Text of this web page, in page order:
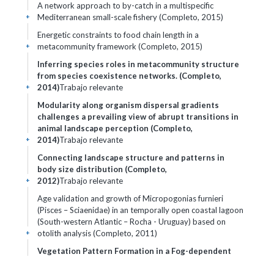
A network approach to by-catch in a multispecific
Mediterranean small-scale fishery (Completo, 2015)
+
Energetic constraints to food chain length in a
metacommunity framework (Completo, 2015)
+
Inferring species roles in metacommunity structure
from species coexistence networks. (Completo,
2014)Trabajo relevante
+
Modularity along organism dispersal gradients
challenges a prevailing view of abrupt transitions in
animal landscape perception (Completo,
2014)Trabajo relevante
+
Connecting landscape structure and patterns in
body size distribution (Completo,
2012)Trabajo relevante
+
Age validation and growth of Micropogonias furnieri
(Pisces – Sciaenidae) in an temporally open coastal lagoon
(South-western Atlantic – Rocha - Uruguay) based on
otolith analysis (Completo, 2011)
+
Vegetation Pattern Formation in a Fog-dependent